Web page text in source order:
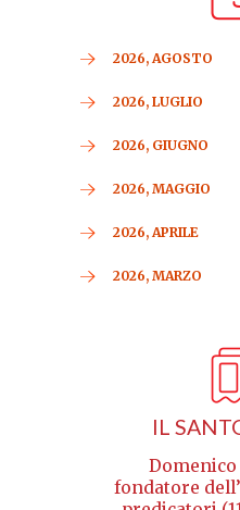
2026, AGOSTO
2026, LUGLIO
2026, GIUGNO
2026, MAGGIO
2026, APRILE
2026, MARZO
IL
Domenico
fondatore